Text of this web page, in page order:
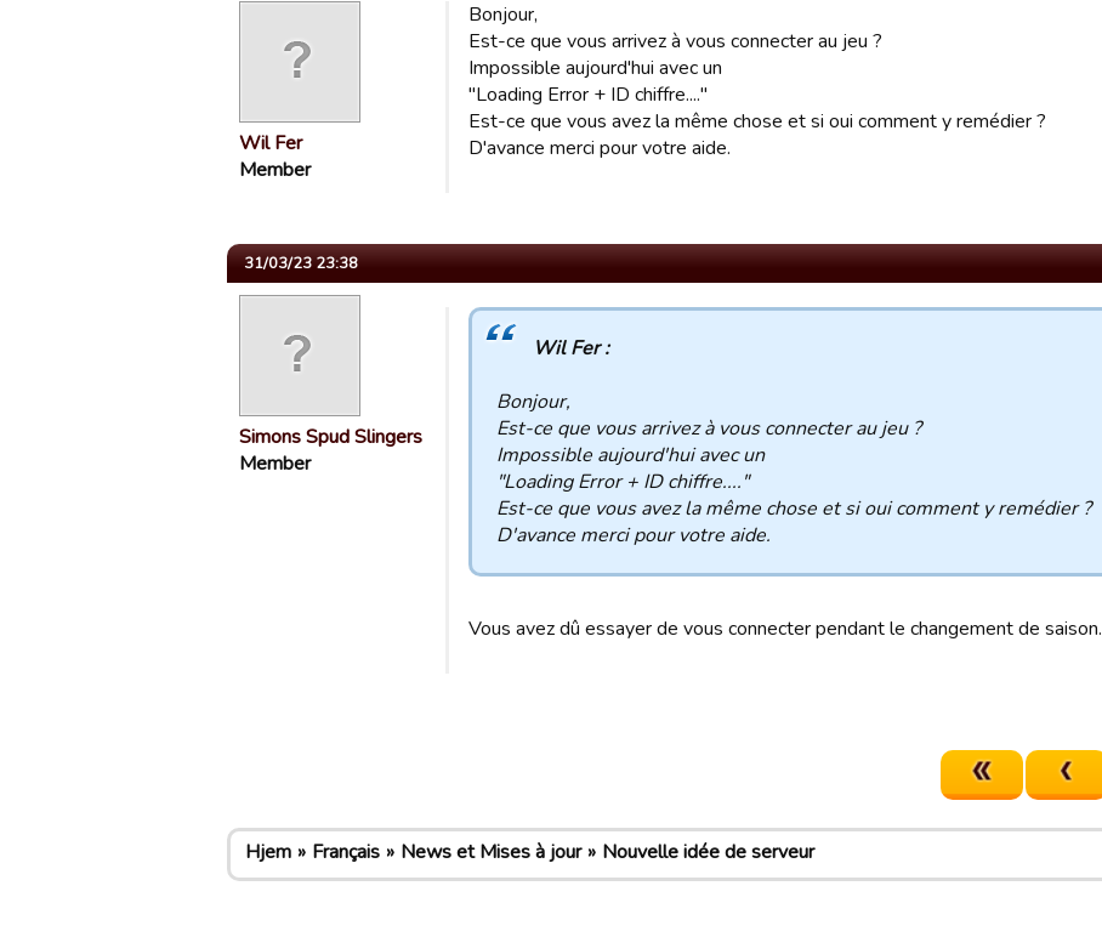
Wil Fer
Member
Bonjour,
Est-ce que vous arrivez à vous connecter au jeu ?
Impossible aujourd'hui avec un
"Loading Error + ID chiffre...."
Est-ce que vous avez la même chose et si oui comment y remédier ?
D'avance merci pour votre aide.
31/03/23 23:38
Simons Spud Slingers
Member
Wil Fer :
Bonjour,
Est-ce que vous arrivez à vous connecter au jeu ?
Impossible aujourd'hui avec un
"Loading Error + ID chiffre...."
Est-ce que vous avez la même chose et si oui comment y remédier ?
D'avance merci pour votre aide.
Vous avez dû essayer de vous connecter pendant le changement de saison.
Hjem Français News et Mises à jour Nouvelle idée de serveur